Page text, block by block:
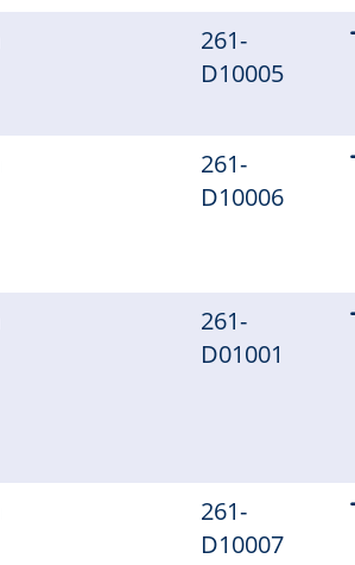
261-
D10005
261-
D10006
261-
D01001
261-
D10007